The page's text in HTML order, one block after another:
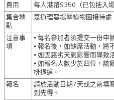
費用
每人港幣$350（已包括入
集合地
點
嘉道理農場暨植物園接待處
注意事
項
⦁每名參加者須提交一份申
⦁報名後，如缺席活動，將
⦁如因惡劣天氣影響而導致
⦁如報名人數少於四位 ，該
排退還。
報名
請於活動日期7天或之前填
到先得。